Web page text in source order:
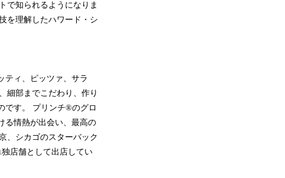
で知られるようになりま
を理解したハワード・シ
ティ、ピッツァ、サラ
細部までこだわり、作り
です。 プリンチ®のグロ
る情熱が出会い、最高の
、シカゴのスターバック
店舗として出店してい